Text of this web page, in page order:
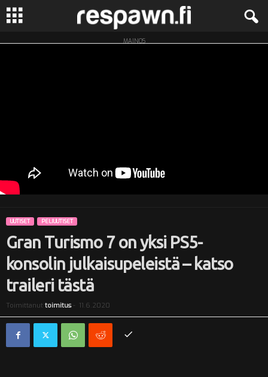
R
w
MAINOS
UUTISET PELIUUTISET
Gran Turismo 7 on yksi PS5-
konsolin julkaisupeleistä – katso
traileri tästä
Toimittanut toimitus- 11.6.2020